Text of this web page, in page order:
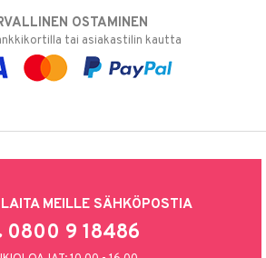
OSTAMINEN
tai asiakastilin kautta
MEILLE SÄHKÖPOSTIA
0800 9 18486